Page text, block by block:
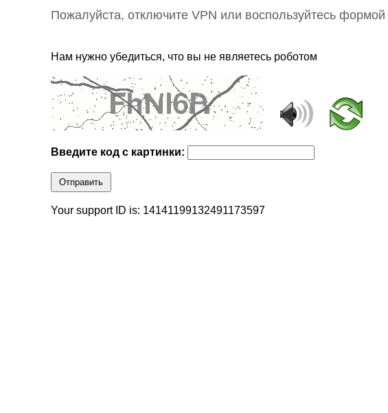
Пожалуйста, отключите VPN или воспользуйтесь
Нам нужно убедиться, что вы не являетесь роботом
Введите код с картинки:
Отправить
Your support ID is: 14141199132491173597